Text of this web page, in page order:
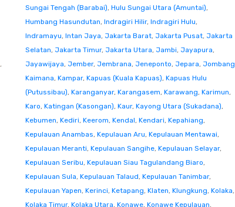
,
Sungai Tengah (Barabai), Hulu Sungai Utara (Amuntai),
Humbang Hasundutan, Indragiri Hilir, Indragiri Hulu,
Indramayu, Intan Jaya, Jakarta Barat, Jakarta Pusat, Jakarta
Selatan, Jakarta Timur, Jakarta Utara, Jambi, Jayapura,
Jayawijaya, Jember, Jembrana, Jeneponto, Jepara, Jombang
Kaimana, Kampar, Kapuas (Kuala Kapuas), Kapuas Hulu
(Putussibau), Karanganyar, Karangasem, Karawang, Karimun,
Karo, Katingan (Kasongan), Kaur, Kayong Utara (Sukadana),
Kebumen, Kediri, Keerom, Kendal, Kendari, Kepahiang,
Kepulauan Anambas, Kepulauan Aru, Kepulauan Mentawai,
Kepulauan Meranti, Kepulauan Sangihe, Kepulauan Selayar,
Kepulauan Seribu, Kepulauan Siau Tagulandang Biaro,
Kepulauan Sula, Kepulauan Talaud, Kepulauan Tanimbar,
Kepulauan Yapen, Kerinci, Ketapang, Klaten, Klungkung, Kolaka,
Kolaka Timur, Kolaka Utara, Konawe, Konawe Kepulauan,